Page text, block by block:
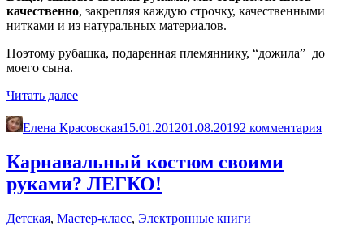
качественно, закрепляя каждую строчку, качественными
нитками и из натуральных материалов.
Поэтому рубашка, подаренная племяннику, “дожила” до
моего сына.
Читать далее«Как
мужскую
рубашку»
Елена Красовская15.01.201201.08.20192 комментария
Карнавальный костюм своими
руками? ЛЕГКО!
Детская, Мастер-класс, Электронные книги